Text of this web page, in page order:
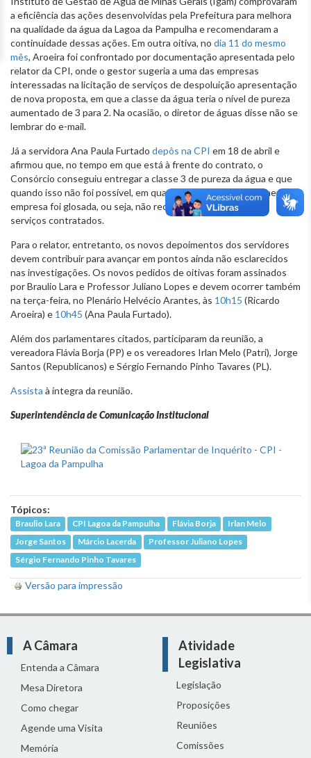
a eficiência das ações desenvolvidas pela Prefeitura para melhora
na qualidade da água da Lagoa da Pampulha e recomendaram a
continuidade dessas ações. Em outra oitiva, no dia 11 do mesmo
mês, Aroeira foi confrontado por documentação apresentada pelo
relator da CPI, onde o gestor sugeria a uma das empresas
interessadas na licitação de serviços de despoluição apresentação
de nova proposta, em que a classe da água teria o nível de pureza
aumentado de 3 para 2. Na ocasião, o diretor de águas disse não se
lembrar do e-mail.
Já a servidora Ana Paula Furtado depôs na CPI em 18 de abril e
afirmou que, no tempo em que está à frente do contrato, o
Consórcio conseguiu entregar a classe 3 de pureza da água e que
quando isso não foi possível, em quatro episódios até o momento, a
empresa foi glosada, ou seja, não recebeu pagamento pelos
serviços contratados.
Para o relator, entretanto, os novos depoimentos dos servidores
devem contribuir para avançar em pontos ainda não esclarecidos
nas investigações. Os novos pedidos de oitivas foram assinados
por Braulio Lara e Professor Juliano Lopes e devem ocorrer também
na terça-feira, no Plenário Helvécio Arantes, às 10h15 (Ricardo
Aroeira) e 10h45 (Ana Paula Furtado).
Além dos parlamentares citados, participaram da reunião, a
vereadora Flávia Borja (PP) e os vereadores Irlan Melo (Patri), Jorge
Santos (Republicanos) e Sérgio Fernando Pinho Tavares (PL).
Assista à íntegra da reunião.
Superintendência de Comunicação Institucional
Tópicos:
Braulio Lara CPI Lagoa da Pampulha Flávia Borja
Irlan Melo
Jorge Santos
Márcio Lacerda
Professor Juliano Lopes
Sérgio Fernando Pinho Tavares
Versão para impressão
A Câmara
Entenda a Câmara
Mesa Diretora
Como chegar
Agende uma Visita
Memória
Atividade
Legislativa
Legislação
Proposições
Reuniões
Comissões